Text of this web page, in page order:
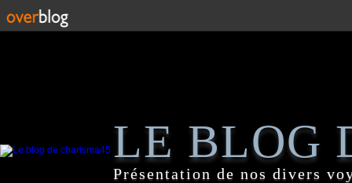
LE BLOG
Présentation de nos divers